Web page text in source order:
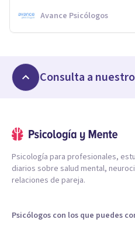
Avance Psicólogos
Consulta a
Psicología para profesionales,
diarios sobre salud mental,
relaciones de pareja.
Psicólogos con los que puedes